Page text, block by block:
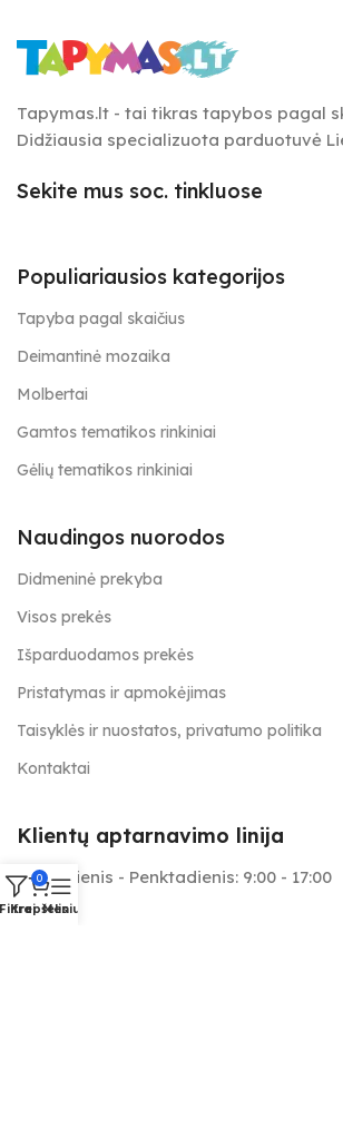
Tapymas.lt - tai tikras tapybos pagal
Didžiausia specializuota parduotuvė
Sekite mus soc. tinkluose
Populiariausios kategorijos
Tapyba pagal skaičius
Deimantinė mozaika
Molbertai
Gamtos tematikos rinkiniai
Gėlių tematikos rinkiniai
Naudingos nuorodos
Didmeninė prekyba
Visos prekės
Išparduodamos prekės
Pristatymas ir apmokėjimas
Taisyklės ir nuostatos, privatumo politika
Kontaktai
Klientų aptarnavimo linija
Pirmadienis - Penktadienis: 9:00 - 17:00
0
Krepšelis
Meniu